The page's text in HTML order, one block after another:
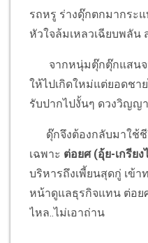
รถหรู ร่างดุ๊กตกมากระ
หัวใจล้มเหลวเฉียบพลั
จากหนุ่มตุ๊กตุ๊กแสนจน
ให้ไปเกิดใหม่แต่ยอดช
รับปากไปงั้นๆ ดวงวิญญ
ดุ๊กจึงต้องกลับมาใช้ชี
เฉพาะ ต่อยศ (อุ้ย-เกรีย
บริหารถึงเพี้ยนสุดกู่ เข้า
หน้าดูแลธุรกิจแทน ต่อย
ไหล..ไม่เอาถ่าน